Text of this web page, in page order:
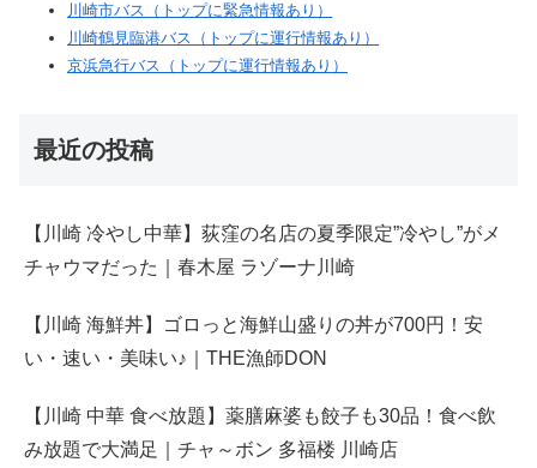
川崎市バス（トップに緊急情報あり）
川崎鶴見臨港バス（トップに運行情報あり）
京浜急行バス（トップに運行情報あり）
最近の投稿
【川崎 冷やし中華】荻窪の名店の夏季限定”冷やし”がメ
チャウマだった｜春木屋 ラゾーナ川崎
【川崎 海鮮丼】ゴロっと海鮮山盛りの丼が700円！安
い・速い・美味い♪｜THE漁師DON
【川崎 中華 食べ放題】薬膳麻婆も餃子も30品！食べ飲
み放題で大満足｜チャ～ボン 多福楼 川崎店